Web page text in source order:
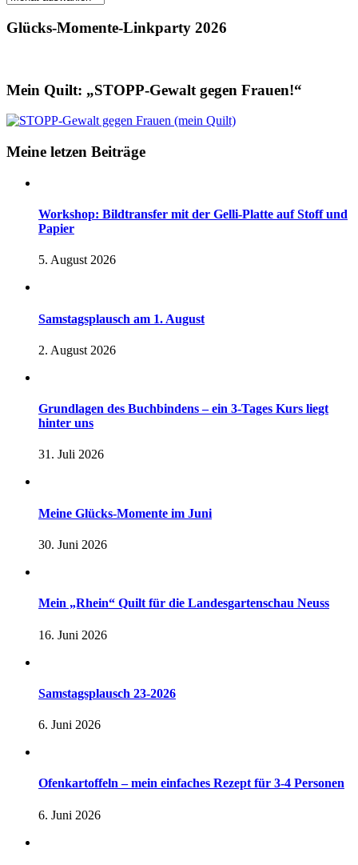
Glücks-Momente-Linkparty 2026
Mein Quilt: „STOPP-Gewalt gegen Frauen!“
Meine letzen Beiträge
Workshop: Bildtransfer mit der Gelli-Platte auf Stoff und
Papier
5. August 2026
Samstagsplausch am 1. August
2. August 2026
Grundlagen des Buchbindens – ein 3-Tages Kurs liegt
hinter uns
31. Juli 2026
Meine Glücks-Momente im Juni
30. Juni 2026
Mein „Rhein“ Quilt für die Landesgartenschau Neuss
16. Juni 2026
Samstagsplausch 23-2026
6. Juni 2026
Ofenkartoffeln – mein einfaches Rezept für 3-4 Personen
6. Juni 2026